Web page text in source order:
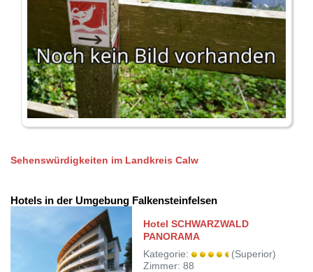
Sehenswürdigkeiten im Landkreis Calw
Hotels in der Umgebung Falkensteinfelsen
Hotel SCHWARZWALD
PANORAMA
Kategorie:
(Superior)
Zimmer: 88